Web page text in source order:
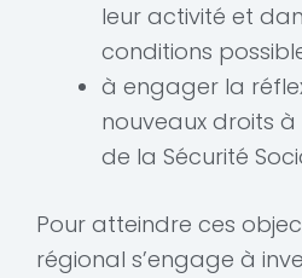
leur activité et
conditions
à engager la
nouveaux droits
de la Sécurité
Pour atteindre ces
régional s’engage à